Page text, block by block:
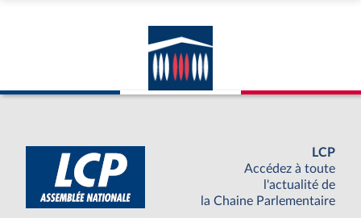
LCP
Accédez à toute
l'actualité de
la Chaine Parlementaire